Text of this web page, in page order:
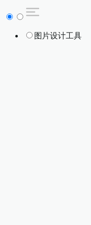
图片设计工具